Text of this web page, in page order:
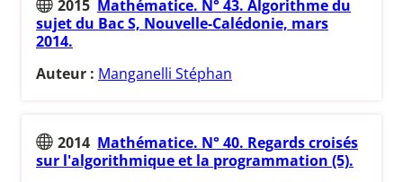
2015 Mathématice. N° 43. Algorithme du
sujet du Bac S, Nouvelle-Calédonie, mars
2014.
Auteur : Manganelli Stéphan
2014 Mathématice. N° 40. Regards croisés
sur l'algorithmique et la programmation (5).